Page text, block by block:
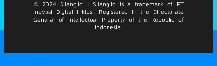
© 2024 Silang.id | Silang.id is a trademark of PT
Inovasi Digital Inklusi. Registered in the Directorate
General of Intellectual Property of the Republic of
Indonesia.